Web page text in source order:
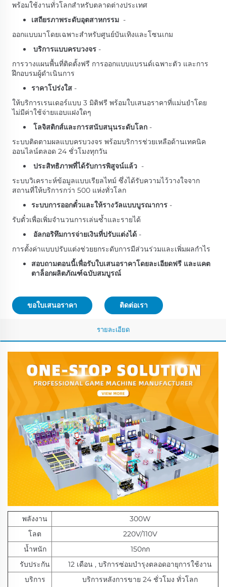
พร้อมใช้งานทั่วโลกสำหรับตลาดต่างประเทศ
เสถียรภาพระดับอุตสาหกรรม -
ออกแบบมาโดยเฉพาะสำหรับศูนย์บันเทิงและโซนเกม
บริการแบบครบวงจร -
การวางแผนพื้นที่ติดตั้งฟรี การออกแบบแบรนด์เฉพาะตัว และการ
ฝึกอบรมผู้ดำเนินการ
ราคาโปร่งใส -
ให้บริการเรนเดอร์แบบ 3 มิติฟรี พร้อมใบเสนอราคาที่แม่นยำโดย
ไม่มีค่าใช้จ่ายแอบแฝงใดๆ
โลจิสติกส์และการสนับสนุนระดับโลก -
ระบบติดตามผลแบบครบวงจร พร้อมบริการช่วยเหลือด้านเทคนิค
ออนไลน์ตลอด 24 ชั่วโมงทุกวัน
ประสิทธิภาพที่ได้รับการพิสูจน์แล้ว -
ระบบวิเคราะห์ข้อมูลแบบเรียลไทม์ ซึ่งได้รับความไว้วางใจจาก
สถานที่ให้บริการกว่า 500 แห่งทั่วโลก
ระบบการออกตั๋วและให้รางวัลแบบบูรณาการ -
รับตั๋วเพื่อเพิ่มจำนวนการเล่นซ้ำและรายได้
อัลกอริทึมการจ่ายเงินที่ปรับแต่งได้ -
การตั้งค่าแบบปรับแต่งช่วยยกระดับการมีส่วนร่วมและเพิ่มผลกำไร
สอบถามตอนนี้เพื่อรับใบเสนอราคาโดยละเอียดฟรี และแคต
ตาล็อกผลิตภัณฑ์ฉบับสมบูรณ์
ขอใบเสนอราคา ติดต่อเรา
รายละเอียด
พลังงาน
300W
โลต
220V/110V
น้ำหนัก
150กก
รับประกัน
12 เดือน , บริการซ่อมบำรุงตลอดอายุการใช้งาน
บริการ
บริการหลังการขาย 24 ชั่วโมง ทั่วโลก